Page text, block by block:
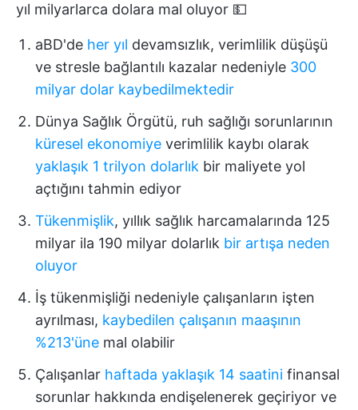
yıl milyarlarca dolara mal oluyor 💵
aBD'de her yıl devamsızlık, verimlilik düşüşü
ve stresle bağlantılı kazalar nedeniyle 300
milyar dolar kaybedilmektedir
Dünya Sağlık Örgütü, ruh sağlığı sorunlarının
küresel ekonomiye verimlilik kaybı olarak
yaklaşık 1 trilyon dolarlık bir maliyete yol
açtığını tahmin ediyor
Tükenmişlik, yıllık sağlık harcamalarında 125
milyar ila 190 milyar dolarlık bir artışa neden
oluyor
İş tükenmişliği nedeniyle çalışanların işten
ayrılması, kaybedilen çalışanın maaşının
%213'üne mal olabilir
Çalışanlar haftada yaklaşık 14 saatini finansal
sorunlar hakkında endişelenerek geçiriyor ve